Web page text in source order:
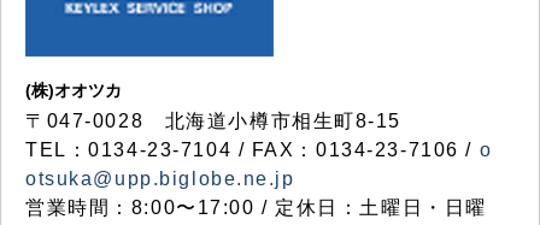
(株)オオツカ
〒047-0028 北海道小樽市相生町8-15
TEL：0134-23-7104 / FAX：0134-23-7106 / o
otsuka@upp.biglobe.ne.jp
営業時間：8:00〜17:00 / 定休日：土曜日・日曜